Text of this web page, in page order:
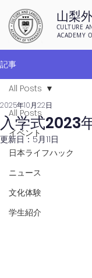
山梨
CULTURE
ACADEMY
記事
All Posts
イベント
日本ライフハック
ニュース
文化体験
学生紹介
All Posts
入学式2023
2025年10月22日
更新日： 5月11日